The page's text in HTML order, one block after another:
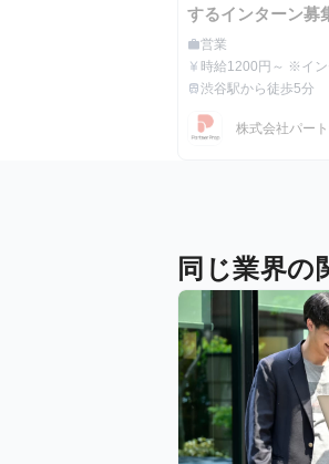
するインターン募
職種
work営業
給与
currency_yen 時給1200円～ ※イン
最寄駅
train渋谷駅から徒歩5分
株式会社パー
同じ業界の